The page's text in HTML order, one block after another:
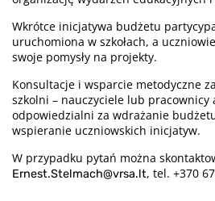
Wkrótce inicjatywa budżetu
uruchomiona w szkołach, a
swoje pomysły na projekty.
Konsultacje i wsparcie metodyczne
szkolni – nauczyciele lub
odpowiedzialni za wdrażanie
wspieranie uczniowskich inicjatyw.
W przypadku pytań można
Ernest.Stelmach@vrsa.lt, tel. +370